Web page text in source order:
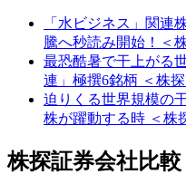
「水ビジネス」関連
騰へ秒読み開始！＜
最恐酷暑で干上がる
連」極撰6銘柄 ＜株
迫りくる世界規模の
株が躍動する時 ＜株
株探証券会社比較